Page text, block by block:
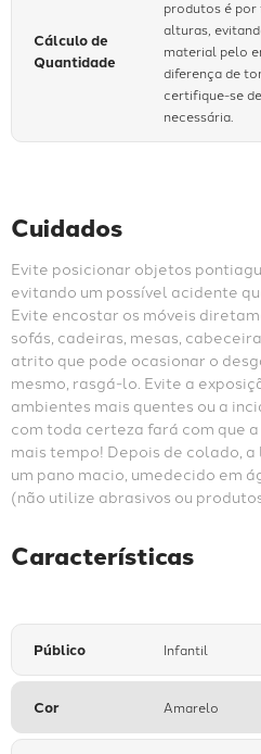
Cálculo de
Quantidade
produtos é por
alturas,
material pelo
diferença de
certifique-se
necessária.
Cuidados
Evite posicionar objetos
evitando um possível acidente
Evite encostar os móveis
sofás, cadeiras, mesas,
atrito que pode ocasionar o
mesmo, rasgá-lo. Evite a
ambientes mais quentes ou a
com toda certeza fará com que
mais tempo! Depois de colado,
um pano macio, umedecido em
(não utilize abrasivos ou
Características
Público Infantil
Cor Amarelo